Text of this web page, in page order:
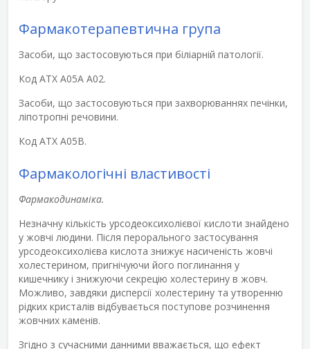
Фармакотерапевтична група
Засоби, що застосовуються при біліарній патології.
Код АТХ А05А А02.
Засоби, що застосовуються при захворюваннях печінки,
ліпотропні речовини.
Код АТХ А05В.
Фармакологічні властивості
Фармакодинаміка.
Незначну кількість урсодеоксихолієвої кислоти знайдено
у жовчі людини. Після перорального застосування
урсодеоксихолієва кислота знижує насиченість жовчі
холестерином, пригнічуючи його поглинання у
кишечнику і знижуючи секрецію холестерину в жовч.
Можливо, завдяки дисперсії холестерину та утворенню
рідких кристалів відбувається поступове розчинення
жовчних каменів.
Згідно з сучасними данними вважається, що ефект